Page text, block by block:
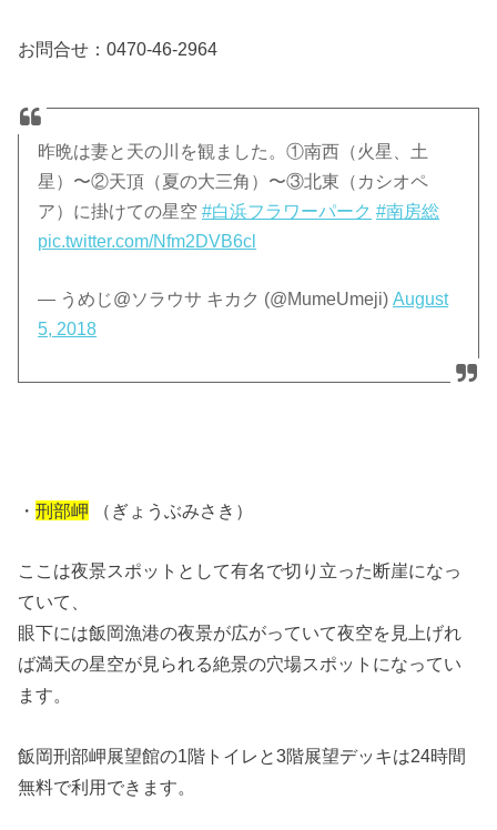
お問合せ：0470-46-2964
昨晩は妻と天の川を観ました。①南西（火星、土
星）〜②天頂（夏の大三角）〜③北東（カシオペ
ア）に掛けての星空#白浜フラワーパーク #南房総
pic.twitter.com/Nfm2DVB6cl
— うめじ@ソラウサ キカク (@MumeUmeji)August
5, 2018
・刑部岬 （ぎょうぶみさき）
ここは夜景スポットとして有名で切り立った断崖になっ
ていて、
眼下には飯岡漁港の夜景が広がっていて夜空を見上げれ
ば満天の星空が見られる絶景の穴場スポットになってい
ます。
飯岡刑部岬展望館の1階トイレと3階展望デッキは24時間
無料で利用できます。